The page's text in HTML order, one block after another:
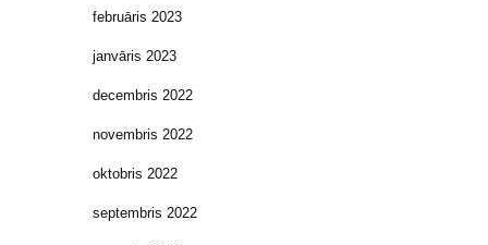
februāris 2023
janvāris 2023
decembris 2022
novembris 2022
oktobris 2022
septembris 2022